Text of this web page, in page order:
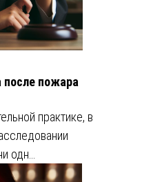
после пожара
практике, в
одн…